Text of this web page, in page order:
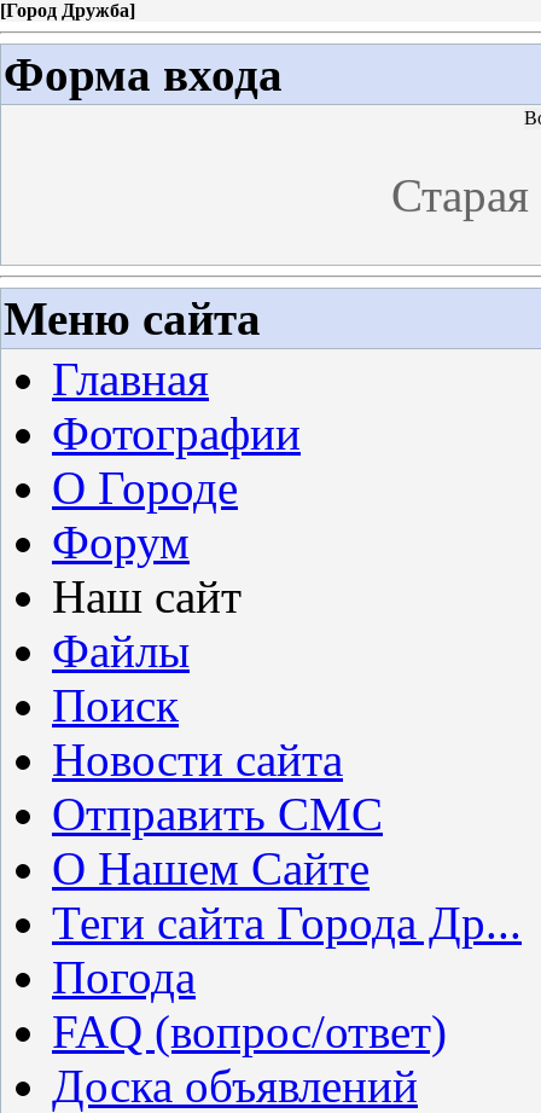
[Город Дружба]
Форма входа
Меню сайта
Главная
Фотографии
О Городе
Форум
Наш сайт
Файлы
Поиск
Новости сайта
Отправить СМС
О Нашем Сайте
Теги сайта Города Др...
Погода
FAQ (вопрос/ответ)
Доска объявлений